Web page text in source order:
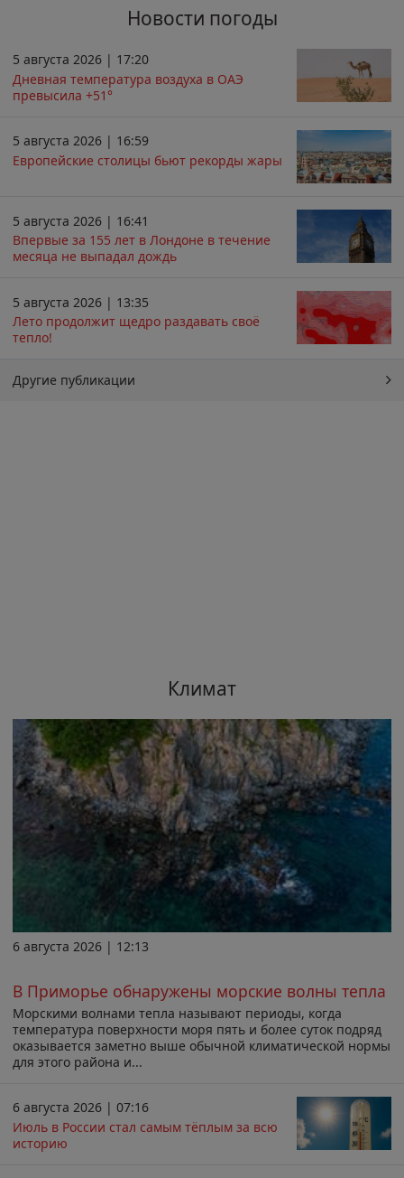
Новости погоды
5 августа 2026 | 17:20
Дневная температура воздуха в ОАЭ
превысила +51°
5 августа 2026 | 16:59
Европейские столицы бьют рекорды жары
5 августа 2026 | 16:41
Впервые за 155 лет в Лондоне в течение
месяца не выпадал дождь
5 августа 2026 | 13:35
Лето продолжит щедро раздавать своё
тепло!
Другие публикации
Климат
6 августа 2026 | 12:13
В Приморье обнаружены морские волны тепла
Морскими волнами тепла называют периоды, когда
температура поверхности моря пять и более суток подряд
оказывается заметно выше обычной климатической нормы
для этого района и...
6 августа 2026 | 07:16
Июль в России стал самым тёплым за всю
историю